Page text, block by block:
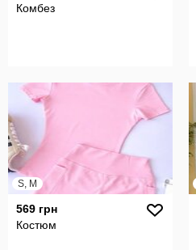
Комбез
S, M
569 грн
Костюм